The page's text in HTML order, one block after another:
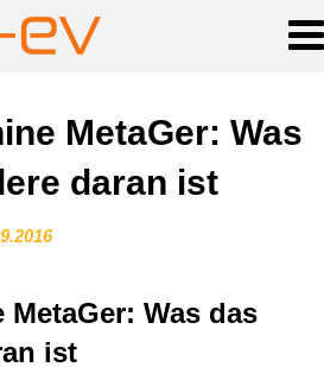
MetaGer: Was
daran ist
Was das
ist